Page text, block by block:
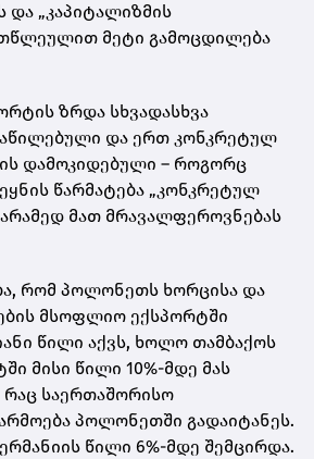
და „კაპიტალიზმის
მეტი გამოცდილება
ზრდა სხვადასხვა
და ერთ კონკრეტულ
დამოკიდებული – როგორც
წარმატება „კონკრეტულ
მათ მრავალფეროვნებას
რომ პოლონეთს ხორცისა და
მსოფლიო ექსპორტში
წილი აქვს, ხოლო თამბაქოს
მისი წილი 10%-მდე მას
რაც საერთაშორისო
პოლონეთში გადაიტანეს.
წილი 6%-მდე შემცირდა.